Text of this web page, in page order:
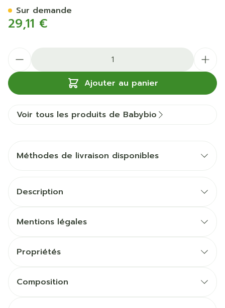
29,11 €
Ajouter au panier
Sur demande
Voir tous les produits de Babybio
Méthodes de livraison disponibles
Description
Mentions légales
Propriétés
Composition